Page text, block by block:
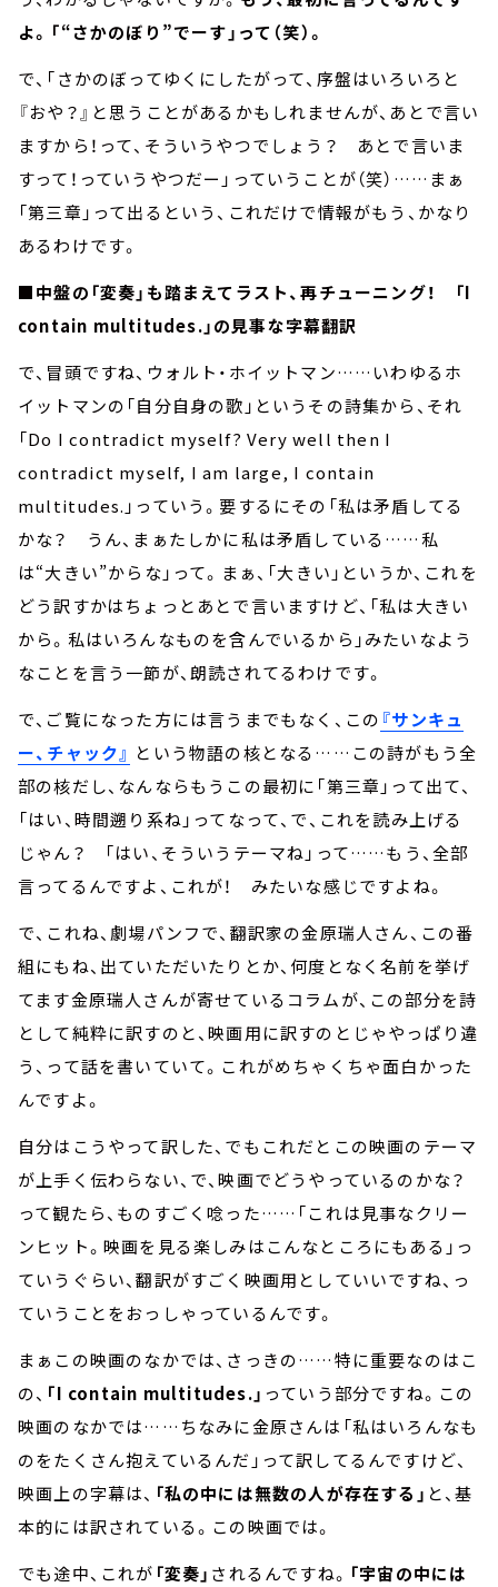
よ。「“さかのぼり”でーす」って（笑）。
で、「さかのぼってゆくにしたがって、序盤はいろいろと
『おや？』と思うことがあるかもしれませんが、あとで言い
ますから！って、そういうやつでしょう？ あとで言いま
すって！っていうやつだー」っていうことが（笑）……まぁ
「第三章」って出るという、これだけで情報がもう、かなり
あるわけです。
■中盤の「変奏」も踏まえてラスト、再チューニング！ 「I
contain multitudes.」の見事な字幕翻訳
で、冒頭ですね、ウォルト・ホイットマン……いわゆるホ
イットマンの「自分自身の歌」というその詩集から、それ
「Do I contradict myself? Very well then I
contradict myself, I am large, I contain
multitudes.」っていう。要するにその「私は矛盾してる
かな？ うん、まぁたしかに私は矛盾している……私
は“大きい”からな」って。まぁ、「大きい」というか、これを
どう訳すかはちょっとあとで言いますけど、「私は大きい
から。私はいろんなものを含んでいるから」みたいなよう
なことを言う一節が、朗読されてるわけです。
で、ご覧になった方には言うまでもなく、この 『サンキュ
ー、チャック』 という物語の核となる……この詩がもう全
部の核だし、なんならもうこの最初に「第三章」って出て、
「はい、時間遡り系ね」ってなって、で、これを読み上げる
じゃん？ 「はい、そういうテーマね」って……もう、全部
言ってるんですよ、これが！ みたいな感じですよね。
で、これね、劇場パンフで、翻訳家の金原瑞人さん、この番
組にもね、出ていただいたりとか、何度となく名前を挙げ
てます金原瑞人さんが寄せているコラムが、この部分を詩
として純粋に訳すのと、映画用に訳すのとじゃやっぱり違
う、って話を書いていて。これがめちゃくちゃ面白かった
んですよ。
自分はこうやって訳した、でもこれだとこの映画のテーマ
が上手く伝わらない、で、映画でどうやっているのかな？
って観たら、ものすごく唸った……「これは見事なクリー
ンヒット。映画を見る楽しみはこんなところにもある」っ
ていうぐらい、翻訳がすごく映画用としていいですね、っ
ていうことをおっしゃっているんです。
まぁこの映画のなかでは、さっきの……特に重要なのはこ
の、 「I contain multitudes.」 っていう部分ですね。この
映画のなかでは……ちなみに金原さんは「私はいろんなも
のをたくさん抱えているんだ」って訳してるんですけど、
映画上の字幕は、 「私の中には無数の人が存在する」 と、基
本的には訳されている。この映画では。
でも途中、これが 「変奏」 されるんですね。 「宇宙の中には